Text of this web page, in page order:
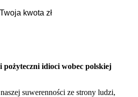
idioci wobec polskiej
suwerenności ze strony ludzi,